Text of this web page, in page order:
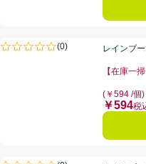
レインブーツ ライトブルー
(0)
評価は0件のレビューで5点中0.0
レインブ
【在庫一
(￥594 /個)
価格
￥594税